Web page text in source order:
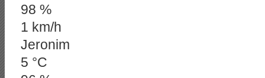
98 %
1 km/h
Jeronim
5 °C